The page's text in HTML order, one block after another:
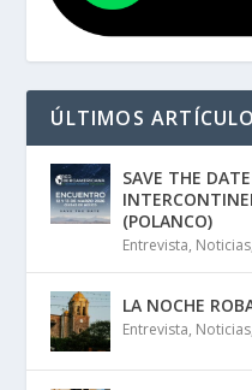
ÚLTIMOS
SAVE THE
(POLANCO)
Entrevista, Noticias
LA NOCHE
Entrevista, Noticias